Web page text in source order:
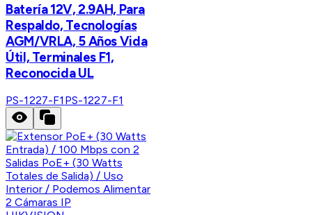
Batería 12V, 2.9AH, Para
Respaldo, Tecnologías
AGM/VRLA, 5 Años Vida
Útil, Terminales F1,
Reconocida UL
PS-1227-F1 PS-1227-F1